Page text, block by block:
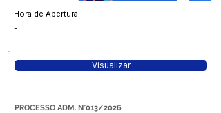
-
Hora de Abertura
-
Visualizar
PROCESSO ADM. N°013/2026